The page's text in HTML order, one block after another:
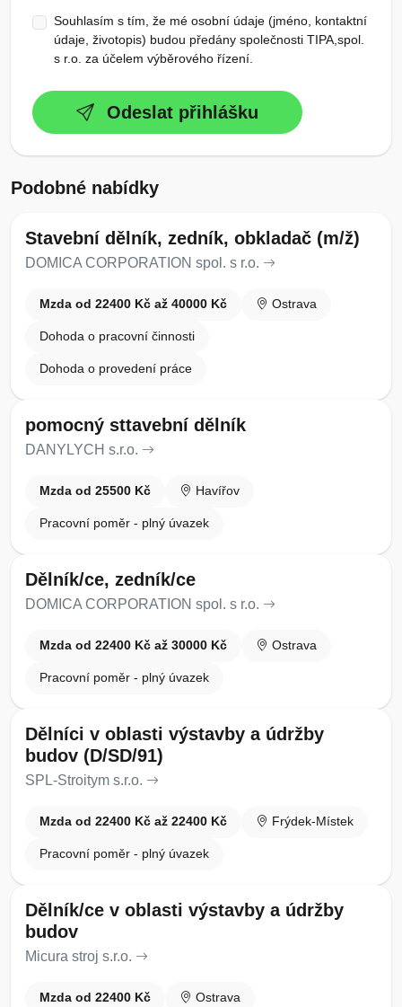
Souhlasím s tím, že mé osobní údaje (jméno, kontaktní
údaje, životopis) budou předány společnosti TIPA,spol.
s r.o. za účelem výběrového řízení.
Odeslat přihlášku
Podobné nabídky
Stavební dělník, zedník, obkladač (m/ž)
DOMICA CORPORATION spol. s r.o.
Mzda od 22400 Kč až 40000 Kč Ostrava
Dohoda o pracovní činnosti
Dohoda o provedení práce
pomocný sttavební dělník
DANYLYCH s.r.o.
Mzda od 25500 Kč Havířov
Pracovní poměr - plný úvazek
Dělník/ce, zedník/ce
DOMICA CORPORATION spol. s r.o.
Mzda od 22400 Kč až 30000 Kč Ostrava
Pracovní poměr - plný úvazek
Dělníci v oblasti výstavby a údržby
budov (D/SD/91)
SPL-Stroitym s.r.o.
Mzda od 22400 Kč až 22400 Kč Frýdek-Místek
Pracovní poměr - plný úvazek
Dělník/ce v oblasti výstavby a údržby
budov
Micura stroj s.r.o.
Mzda od 22400 Kč Ostrava